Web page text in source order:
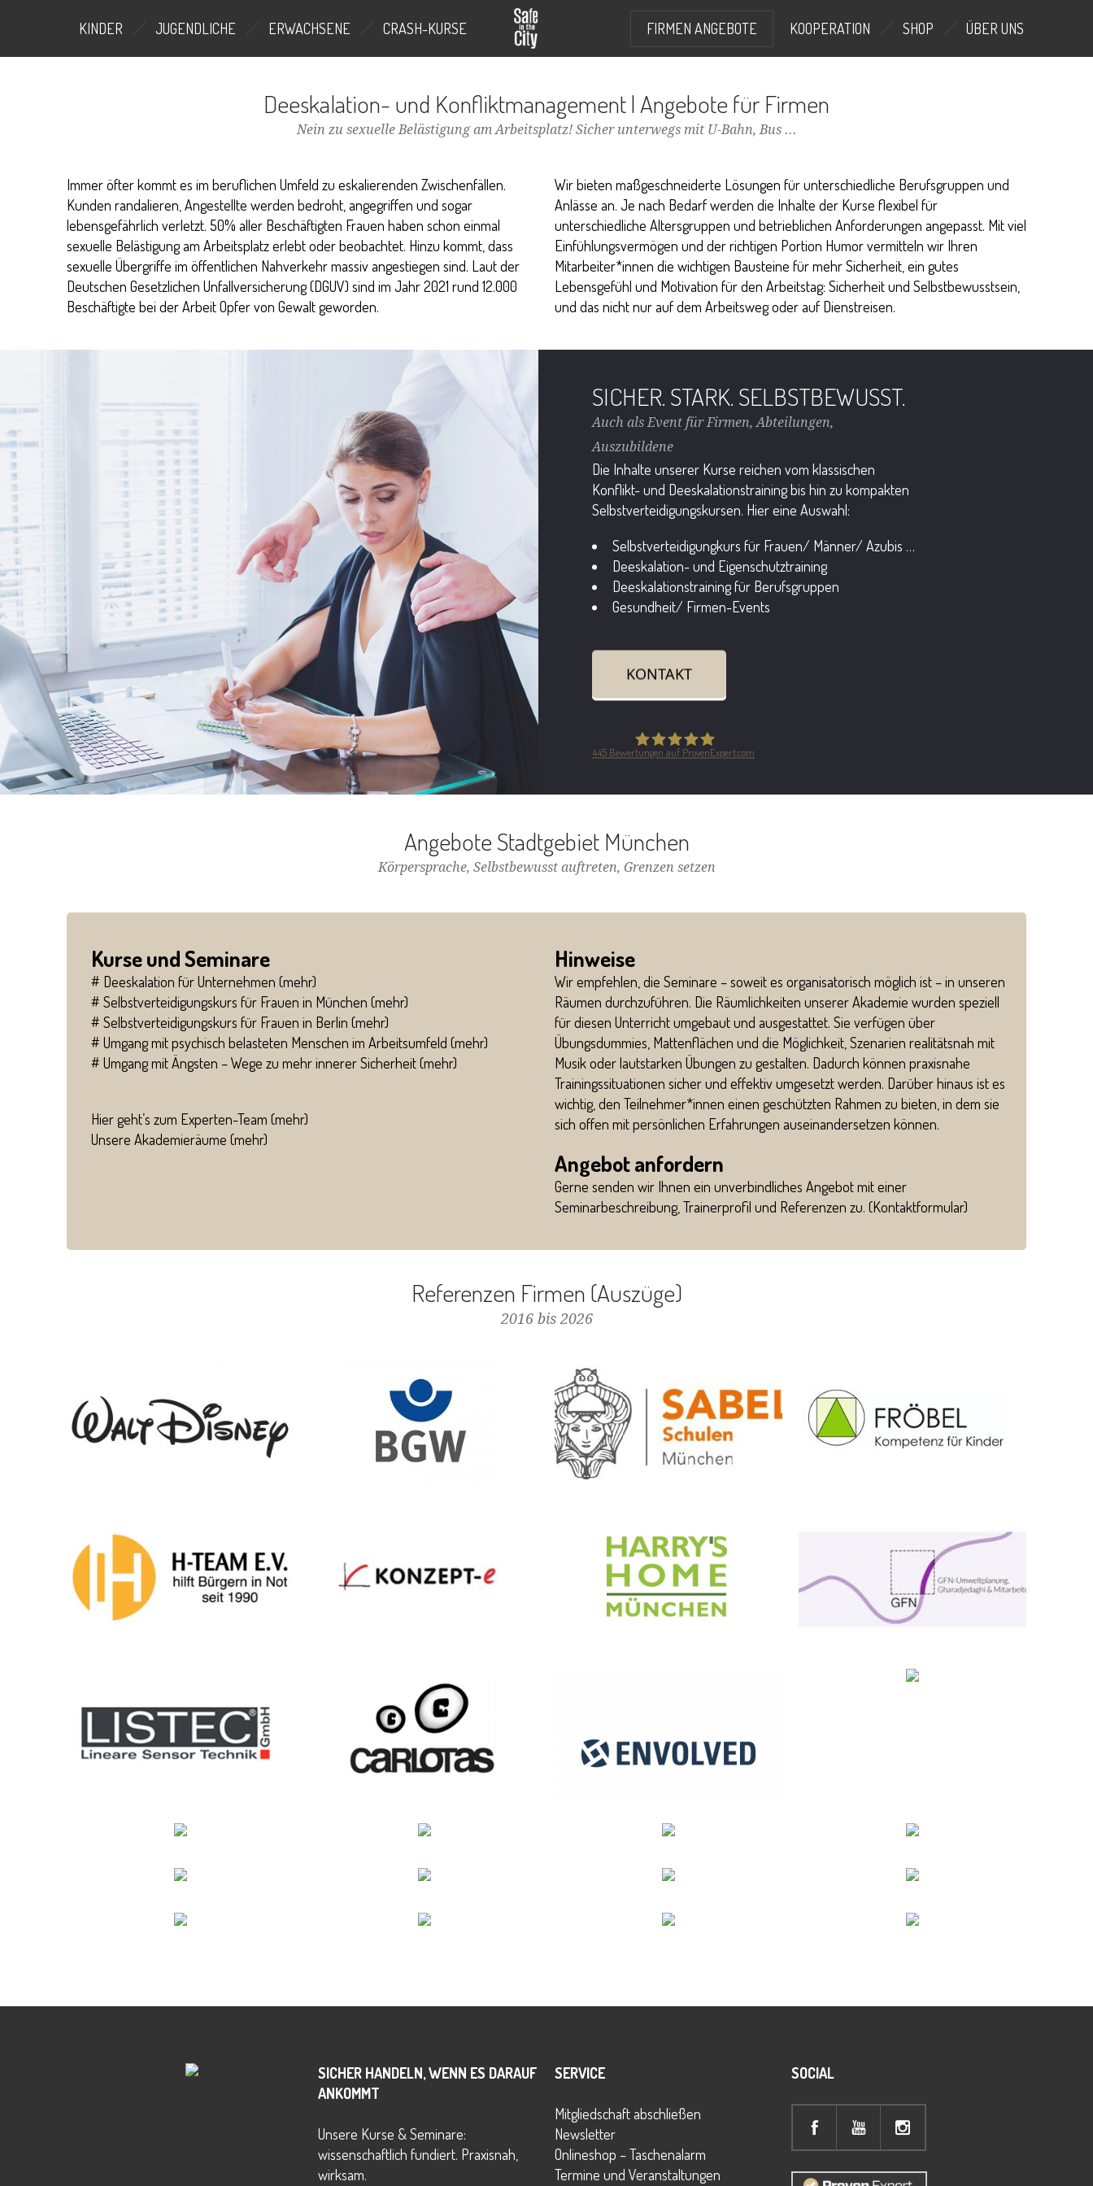
KINDER JUGENDLICHE ERWACHSENE CRASH-KURSE FIRMEN ANGEBOTE KOOPERATION SHOP ÜBER UNS
Deeskalation- und Konfliktmanagement | Angebote für Firmen
Nein zu sexuelle Belästigung am Arbeitsplatz! Sicher unterwegs mit U-Bahn, Bus ...
Immer öfter kommt es im beruflichen Umfeld zu eskalierenden Zwischenfällen.
Kunden randalieren, Angestellte werden bedroht, angegriffen und sogar
lebensgefährlich verletzt. 50% aller Beschäftigten Frauen haben schon einmal
sexuelle Belästigung am Arbeitsplatz erlebt oder beobachtet. Hinzu kommt, dass
sexuelle Übergriffe im öffentlichen Nahverkehr massiv angestiegen sind. Laut der
Deutschen Gesetzlichen Unfallversicherung (DGUV) sind im Jahr 2021 rund 12.000
Beschäftigte bei der Arbeit Opfer von Gewalt geworden.
Wir bieten maßgeschneiderte Lösungen für unterschiedliche Berufsgruppen und
Anlässe an. Je nach Bedarf werden die Inhalte der Kurse flexibel für
unterschiedliche Altersgruppen und betrieblichen Anforderungen angepasst. Mit viel
Einfühlungsvermögen und der richtigen Portion Humor vermitteln wir Ihren
Mitarbeiter*innen die wichtigen Bausteine für mehr Sicherheit, ein gutes
Lebensgefühl und Motivation für den Arbeitstag: Sicherheit und Selbstbewusstsein,
und das nicht nur auf dem Arbeitsweg oder auf Dienstreisen.
SICHER. STARK. SELBSTBEWUSST.
Auch als Event für Firmen, Abteilungen,
Auszubildene
Die Inhalte unserer Kurse reichen vom klassischen
Konflikt- und Deeskalationstraining bis hin zu kompakten
Selbstverteidigungskursen. Hier eine Auswahl:
Selbstverteidigungkurs für Frauen/ Männer/ Azubis …
Deeskalation- und Eigenschutztraining
Deeskalationstraining für Berufsgruppen
Gesundheit/ Firmen-Events
KONTAKT
445 Bewertungen auf ProvenExpert.com
Angebote Stadtgebiet München
Körpersprache, Selbstbewusst auftreten, Grenzen setzen
Kurse und Seminare
# Deeskalation für Unternehmen (mehr)
# Selbstverteidigungskurs für Frauen in München (mehr)
# Selbstverteidigungskurs für Frauen in Berlin (mehr)
# Umgang mit psychisch belasteten Menschen im Arbeitsumfeld (mehr)
# Umgang mit Ängsten – Wege zu mehr innerer Sicherheit (mehr)
Hier geht’s zum Experten-Team (mehr)
Unsere Akademieräume (mehr)
Hinweise
Wir empfehlen, die Seminare – soweit es organisatorisch möglich ist – in unseren
Räumen durchzuführen. Die Räumlichkeiten unserer Akademie wurden speziell
für diesen Unterricht umgebaut und ausgestattet. Sie verfügen über
Übungsdummies, Mattenflächen und die Möglichkeit, Szenarien realitätsnah mit
Musik oder lautstarken Übungen zu gestalten. Dadurch können praxisnahe
Trainingssituationen sicher und effektiv umgesetzt werden. Darüber hinaus ist es
wichtig, den Teilnehmer*innen einen geschützten Rahmen zu bieten, in dem sie
sich offen mit persönlichen Erfahrungen auseinandersetzen können.
Angebot anfordern
Gerne senden wir Ihnen ein unverbindliches Angebot mit einer
Seminarbeschreibung, Trainerprofil und Referenzen zu. (Kontaktformular)
Referenzen Firmen (Auszüge)
2016 bis 2026
SICHER HANDELN, WENN ES DARAUF
ANKOMMT
Unsere Kurse & Seminare:
wissenschaftlich fundiert. Praxisnah,
wirksam.
SERVICE
Mitgliedschaft abschließen
Newsletter
Onlineshop – Taschenalarm
Termine und Veranstaltungen
SOCIAL